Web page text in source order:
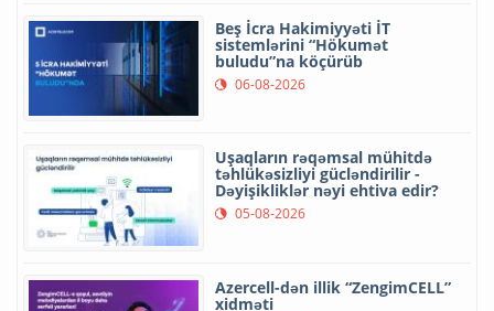
Beş İcra Hakimiyyəti İT
sistemlərini “Hökumət
buludu”na köçürüb
06-08-2026
Uşaqların rəqəmsal mühitdə
təhlükəsizliyi gücləndirilir -
Dəyişikliklər nəyi ehtiva edir?
05-08-2026
Azercell-dən illik “ZengimCELL”
xidməti